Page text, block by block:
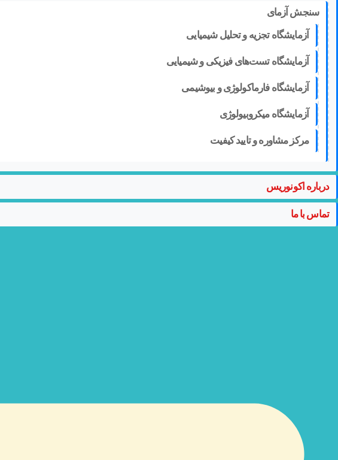
سنجش آزمای
آزمایشگاه تجزیه و تحلیل شیمیایی
آزمایشگاه تست‌های فیزیکی و شیمیایی
آزمایشگاه فارماکولوژی و بیوشیمی
آزمایشگاه میکروبیولوژی
مرکز مشاوره و تایید کیفیت
درباره اکونوریس
تماس با ما